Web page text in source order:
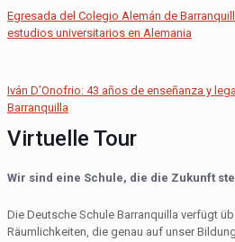
Egresada del Colegio Alemán de
estudios universitarios en Alemania
Iván D’Onofrio: 43 años de enseñanza y
Barranquilla
Virtuelle Tour
Wir sind eine Schule, die die Zukunft
Die Deutsche Schule Barranquilla verfügt
Räumlichkeiten, die genau auf unser